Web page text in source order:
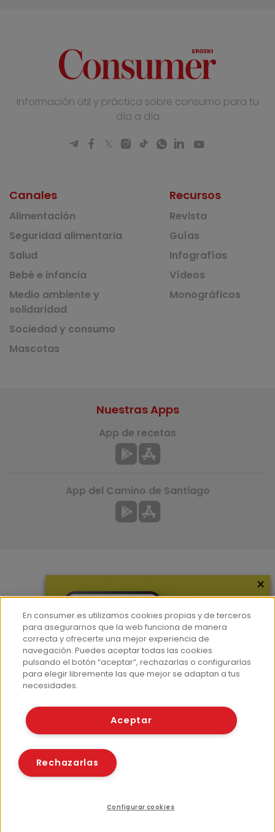
Información útil y práctica sobre consumo para tu
día a día
Canales
Alimentación
Seguridad alimentaria
Salud
Bebé e infancia
Medio ambiente y
solidaridad
Sociedad y consumo
Mascotas
Recursos
Revista
Guías
Infografías
Vídeos
Monográficos
Hemeroteca
Contacto
Prensa
Corpus Lingüístico Consumer
Nuestras Apps
App de recetas
App del Camino de Santiago
© Fundación EROSKI
Políticas de cookies
×
En consumer.es utilizamos cookies propias y de terceros
para asegurarnos que la web funciona de manera
correcta y ofrecerte una mejor experiencia de
navegación. Puedes aceptar todas las cookies
pulsando el botón “aceptar”, rechazarlas o configurarlas
para elegir libremente las que mejor se adaptan a tus
necesidades.
Aceptar
Rechazarlas
Configurar cookies